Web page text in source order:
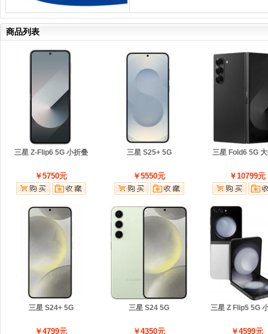
商品列表
三星 Z-Flip6 5G 小折叠
￥5750元
三星 S25+ 5G
￥5550元
三星 Fold6 5G
￥10799元
三星 S24+ 5G
￥4799元
三星 S24 5G
￥4350元
三星 Z Flip5 5G
￥4599元